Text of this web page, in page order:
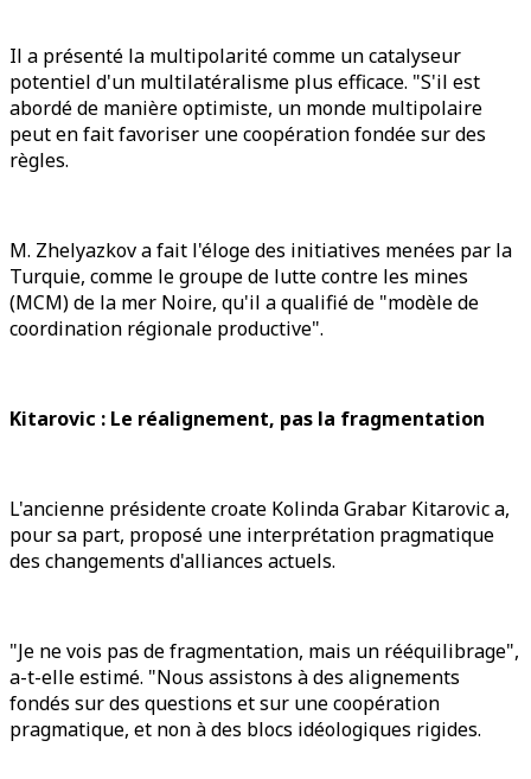
Il a présenté la multipolarité comme un catalyseur
potentiel d'un multilatéralisme plus efficace. "S'il est
abordé de manière optimiste, un monde multipolaire
peut en fait favoriser une coopération fondée sur des
règles.
M. Zhelyazkov a fait l'éloge des initiatives menées par la
Turquie, comme le groupe de lutte contre les mines
(MCM) de la mer Noire, qu'il a qualifié de "modèle de
coordination régionale productive".
Kitarovic : Le réalignement, pas la fragmentation
L'ancienne présidente croate Kolinda Grabar Kitarovic a,
pour sa part, proposé une interprétation pragmatique
des changements d'alliances actuels.
"Je ne vois pas de fragmentation, mais un rééquilibrage",
a-t-elle estimé. "Nous assistons à des alignements
fondés sur des questions et sur une coopération
pragmatique, et non à des blocs idéologiques rigides.